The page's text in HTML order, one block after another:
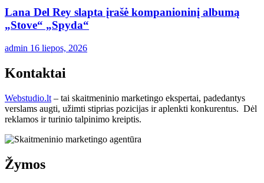
Lana Del Rey slapta įrašė kompanioninį albumą
„Stove“ „Spyda“
admin 16 liepos, 2026
Kontaktai
Webstudio.lt – tai skaitmeninio marketingo ekspertai, padedantys
verslams augti, užimti stiprias pozicijas ir aplenkti konkurentus. Dėl
reklamos ir turinio talpinimo kreiptis.
Žymos